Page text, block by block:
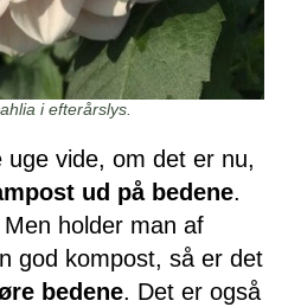
i efterårslys.
vide, om det er nu,
ud på bedene.
holder man af
god kompost, så er det
bedene. Det er også